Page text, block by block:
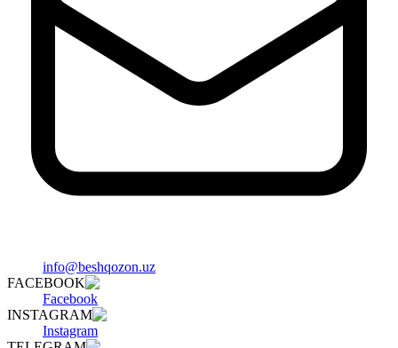
info@beshqozon.uz
FACEBOOK
Facebook
INSTAGRAM
Instagram